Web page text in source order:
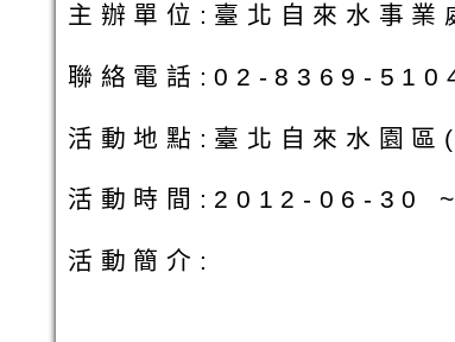
主辦單位:臺北自來水事業
聯絡電話:02-8369-
活動地點:臺北自來水園
活動時間:2012-06-30
活動簡介: